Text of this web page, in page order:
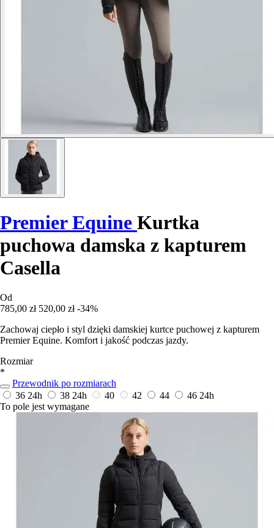
Premier Equine Kurtka
puchowa damska z kapturem
Casella
Od
785,00 zł 520,00 zł -34%
Zachowaj ciepło i styl dzięki damskiej kurtce puchowej z kapturem
Premier Equine. Komfort i jakość podczas jazdy.
Rozmiar
*
Przewodnik po rozmiarach
36 24h 38 24h 40 42 44 46 24h
To pole jest wymagane